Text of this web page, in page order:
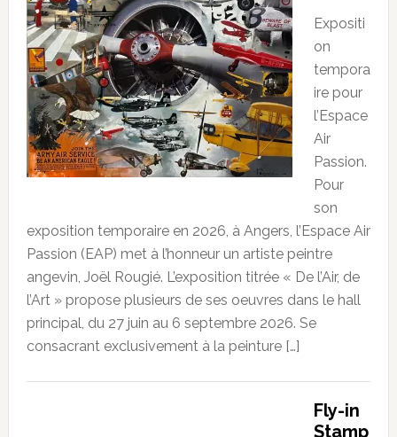
Expositi
on
tempora
ire pour
l’Espace
Air
Passion.
Pour
son
exposition temporaire en 2026, à Angers, l’Espace Air
Passion (EAP) met à l’honneur un artiste peintre
angevin, Joël Rougié. L’exposition titrée « De l’Air, de
l’Art » propose plusieurs de ses oeuvres dans le hall
principal, du 27 juin au 6 septembre 2026. Se
consacrant exclusivement à la peinture […]
Fly-in
Stamp